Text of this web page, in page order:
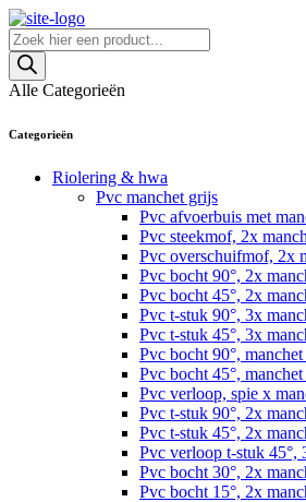
Skip
to
content
Producten
zoeken
Alle Categorieën
Categorieën
Riolering & hwa
Pvc manchet grijs
Pvc afvoerbuis met
Pvc steekmof, 2x
Pvc overschuifmof, 2x
Pvc bocht 90°, 2x
Pvc bocht 45°, 2x
Pvc t-stuk 90°, 3x
Pvc t-stuk 45°, 3x
Pvc bocht 90°,
Pvc bocht 45°,
Pvc verloop, spie x
Pvc t-stuk 90°, 2x
Pvc t-stuk 45°, 2x
Pvc verloop t-stuk 45°,
Pvc bocht 30°, 2x
Pvc bocht 15°, 2x